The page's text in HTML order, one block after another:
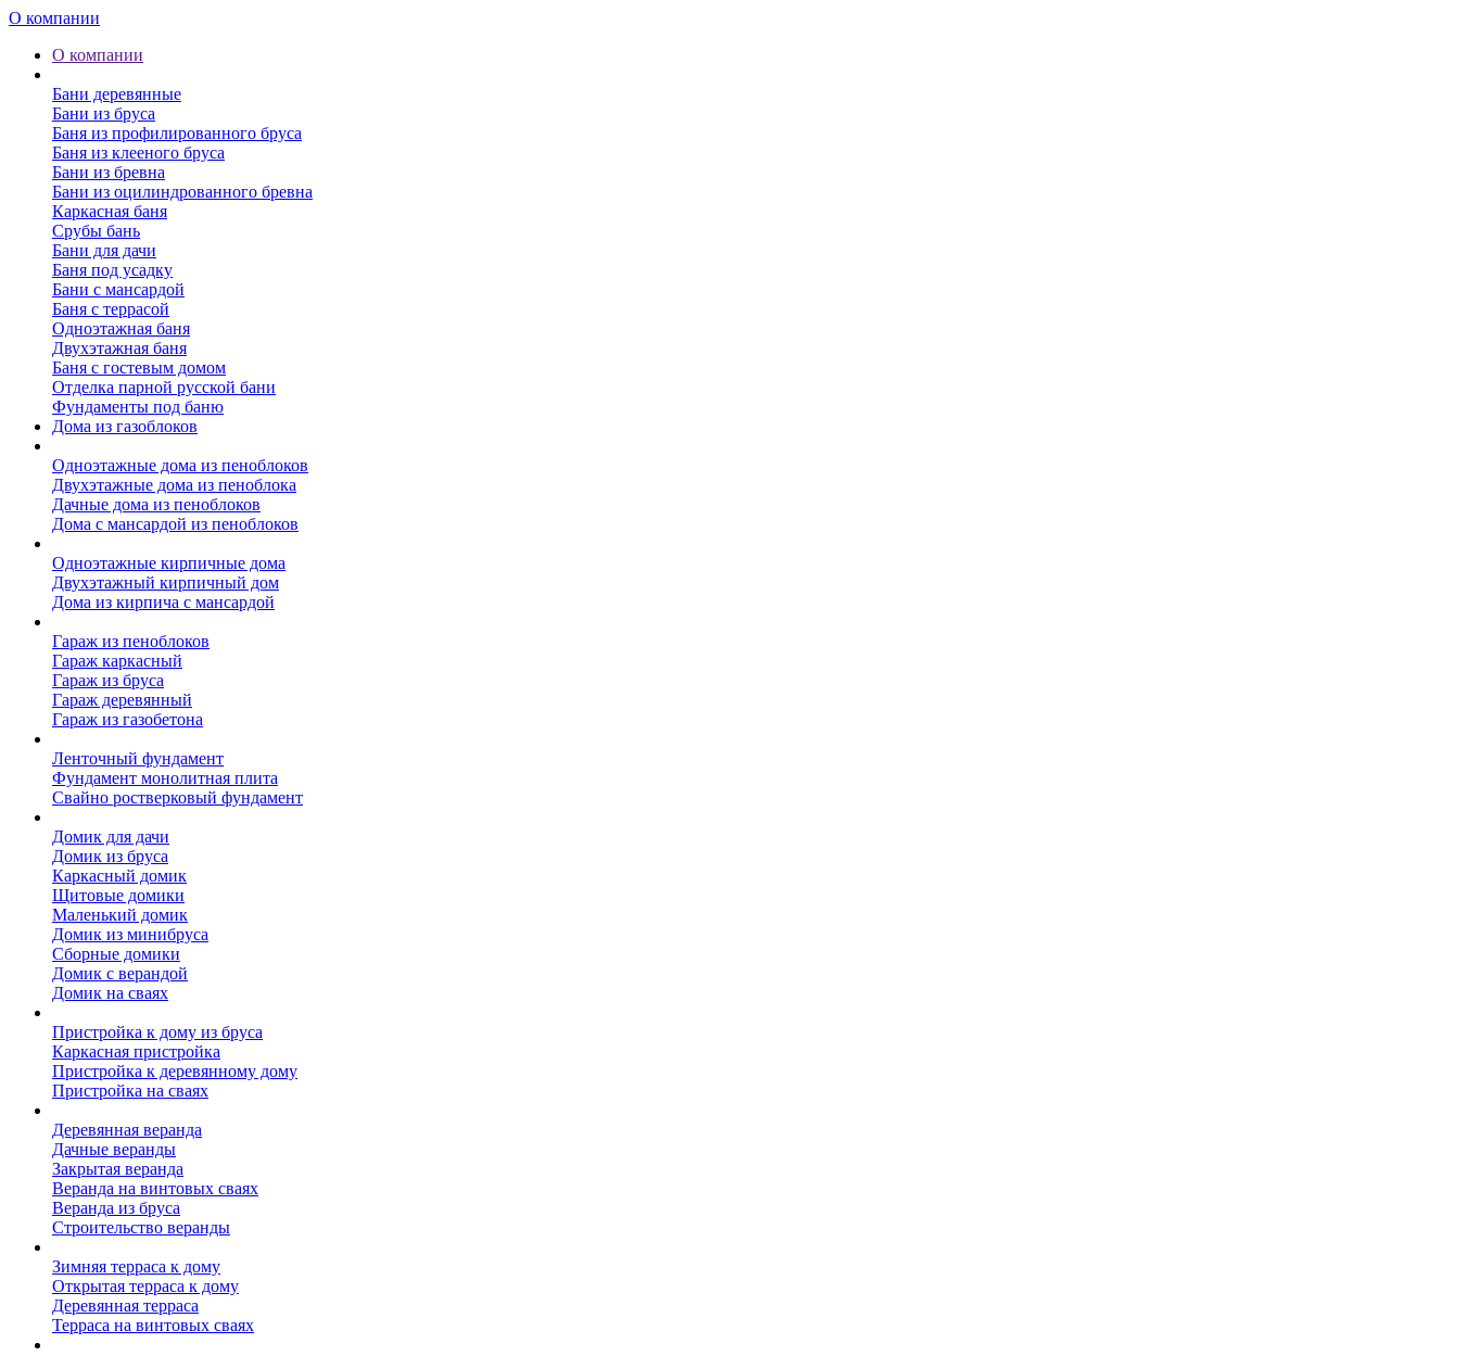
О компании
О компании
Бани деревянные
Бани из бруса
Баня из профилированного бруса
Баня из клееного бруса
Бани из бревна
Бани из оцилиндрованного бревна
Каркасная баня
Срубы бань
Бани для дачи
Баня под усадку
Бани с мансардой
Баня с террасой
Одноэтажная баня
Двухэтажная баня
Баня с гостевым домом
Отделка парной русской бани
Фундаменты под баню
Дома из газоблоков
Одноэтажные дома из пеноблоков
Двухэтажные дома из пеноблока
Дачные дома из пеноблоков
Дома с мансардой из пеноблоков
Одноэтажные кирпичные дома
Двухэтажный кирпичный дом
Дома из кирпича с мансардой
Гараж из пеноблоков
Гараж каркасный
Гараж из бруса
Гараж деревянный
Гараж из газобетона
Ленточный фундамент
Фундамент монолитная плита
Свайно ростверковый фундамент
Домик для дачи
Домик из бруса
Каркасный домик
Щитовые домики
Маленький домик
Домик из минибруса
Сборные домики
Домик с верандой
Домик на сваях
Пристройка к дому из бруса
Каркасная пристройка
Пристройка к деревянному дому
Пристройка на сваях
Деревянная веранда
Дачные веранды
Закрытая веранда
Веранда на винтовых сваях
Веранда из бруса
Строительство веранды
Зимняя терраса к дому
Открытая терраса к дому
Деревянная терраса
Терраса на винтовых сваях